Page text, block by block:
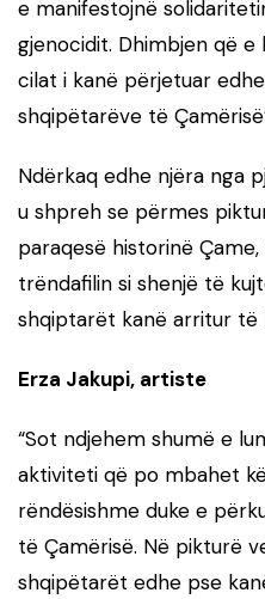
e manifestojnë
gjenocidit. Dhimbjen që
cilat i kanë përjetuar
shqipëtarëve të
Ndërkaq edhe njëra nga
u shpreh se përmes
paraqesë historinë
trëndafilin si shenjë të
shqiptarët kanë arritur të
Erza Jakupi, artiste
“Sot ndjehem shumë e
aktiviteti që po mbahet
rëndësishme duke e
të Çamërisë. Në pikturë
shqipëtarët edhe pse